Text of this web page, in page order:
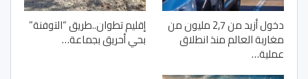
دخول أزيد من 2,7 مليون من
مغاربة العالم منذ انطلاق
عملية…
إقليم تطوان..طريق “التوفنة”
بحي أحريق بجماعة…